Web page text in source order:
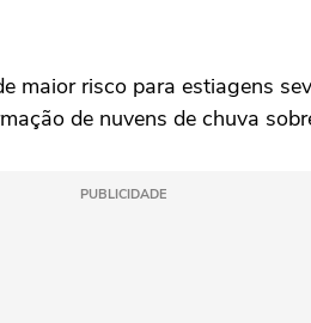
maior risco para estiagens
de nuvens de chuva
PUBLICIDADE